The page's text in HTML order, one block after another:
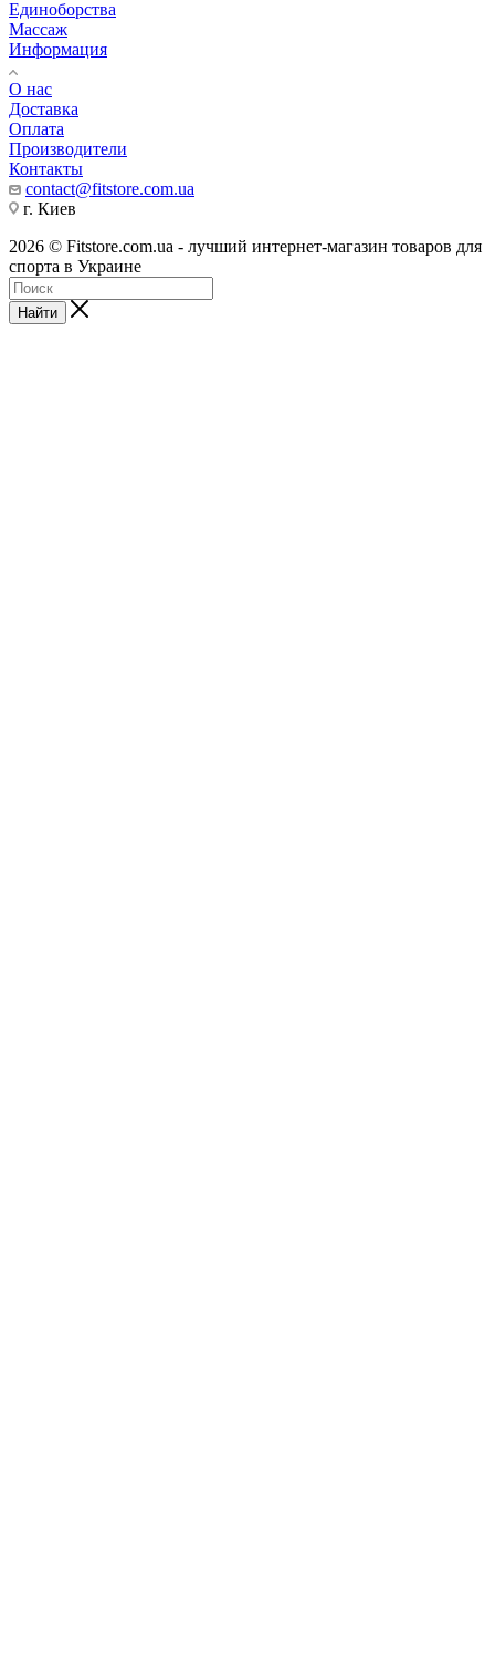
Единоборства
Массаж
Информация
О нас
Доставка
Оплата
Производители
Контакты
contact@fitstore.com.ua
г. Киев
2026 © Fitstore.com.ua - лучший интернет-магазин товаров для
спорта в Украине
Найти